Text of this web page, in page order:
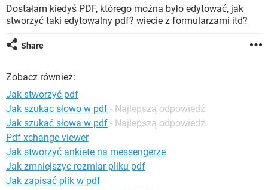
WINDOWS 10
SPOTIFY NETFLIX
INSTAGRAM FACEBOOK
WINDOWS 10
Dostałam kiedyś PDF, którego można było edytować, jak
stworzyć taki edytowalny pdf? wiecie z formularzami itd?
Share
Zobacz również:
Jak stworzyć pdf
Jak szukac słowo w pdf - Najlepszą odpowiedź
Jak szukać słowa w pdf - Najlepszą odpowiedź
Pdf xchange viewer
Jak stworzyć ankiete na messengerze
Jak zmniejszyc rozmiar pliku pdf
Jak zapisać plik w pdf